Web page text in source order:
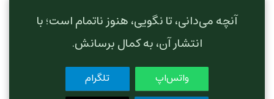
آنچه می‌دانی، تا نگویی، هنوز ناتمام است؛ با
انتشار آن، به کمال برسانش.
واتس‌اپ
تلگرام